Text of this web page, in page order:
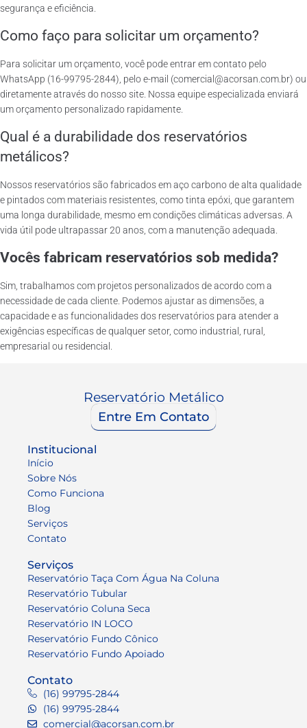
segurança e eficiência.
Como faço para solicitar um orçamento?
Para solicitar um orçamento, você pode entrar em contato pelo
WhatsApp (16-99795-2844), pelo e-mail (comercial@acorsan.com.br) ou
diretamente através do nosso site. Nossa equipe especializada enviará
um orçamento personalizado rapidamente.
Qual é a durabilidade dos reservatórios
metálicos?
Nossos reservatórios são fabricados em aço carbono de alta qualidade
e pintados com materiais resistentes, como tinta epóxi, que garantem
uma longa durabilidade, mesmo em condições climáticas adversas. A
vida útil pode ultrapassar 20 anos, com a manutenção adequada.
Vocês fabricam reservatórios sob medida?
Sim, trabalhamos com projetos personalizados de acordo com a
necessidade de cada cliente. Podemos ajustar as dimensões, a
capacidade e as funcionalidades dos reservatórios para atender a
exigências específicas de qualquer setor, como industrial, rural,
empresarial ou residencial.
Reservatório Metálico
Entre Em Contato
Institucional
Início
Sobre Nós
Como Funciona
Blog
Serviços
Contato
Serviços
Reservatório Taça Com Água Na Coluna
Reservatório Tubular
Reservatório Coluna Seca
Reservatório IN LOCO
Reservatório Fundo Cônico
Reservatório Fundo Apoiado
Contato
(16) 99795-2844
(16) 99795-2844
comercial@acorsan.com.br